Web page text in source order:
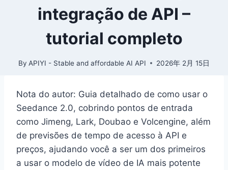
integração de API –
tutorial completo
By APIYI - Stable and affordable AI API 2026年 2月 15日
Nota do autor: Guia detalhado de como usar o
Seedance 2.0, cobrindo pontos de entrada
como Jimeng, Lark, Doubao e Volcengine, além
de previsões de tempo de acesso à API e
preços, ajudando você a ser um dos primeiros
a usar o modelo de vídeo de IA mais potente